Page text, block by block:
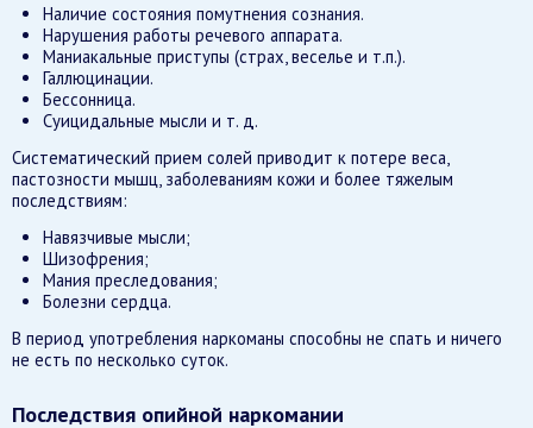
Наличие состояния помутнения сознания.
Нарушения работы речевого аппарата.
Маниакальные приступы (страх, веселье и т.п.).
Галлюцинации.
Бессонница.
Суицидальные мысли и т. д.
Систематический прием солей приводит к потере веса,
пастозности мышц, заболеваниям кожи и более тяжелым
последствиям:
Навязчивые мысли;
Шизофрения;
Мания преследования;
Болезни сердца.
В период употребления наркоманы способны не спать и ничего
не есть по несколько суток.
Последствия опийной наркомании